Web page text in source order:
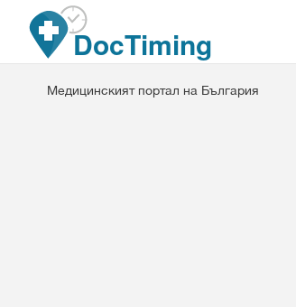
Премини към основното съдържание
DocTiming
Медицинският портал на България